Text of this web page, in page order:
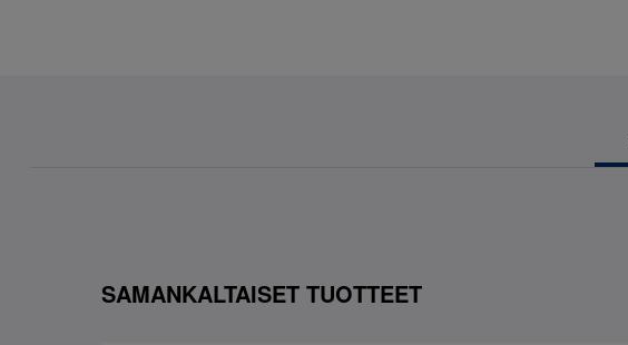
SAMANKALTAISET TUOTTEET